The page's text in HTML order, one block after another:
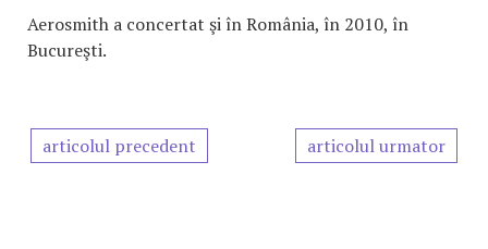
Aerosmith a concertat şi în România, în 2010, în
Bucureşti.
articolul precedent articolul urmator